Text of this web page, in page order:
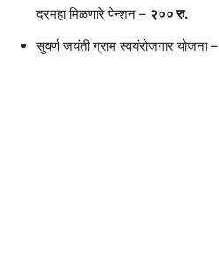
दरमहा मिळणारे पेन्शन – २०० रु.
सुवर्ण जयंती ग्राम स्वयंरोजगार योजना –